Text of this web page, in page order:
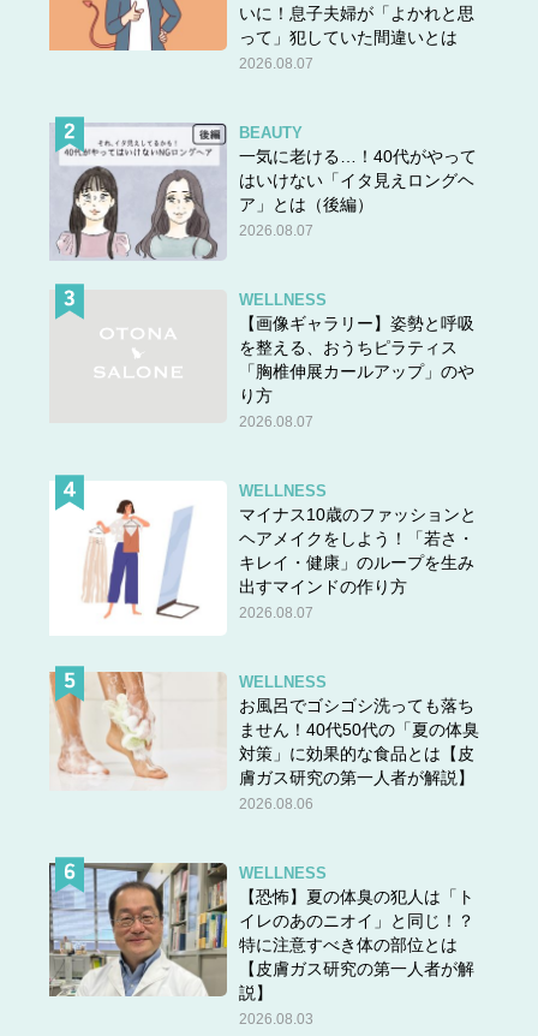
いに！息子夫婦が「よかれと思
って」犯していた間違いとは
2026.08.07
BEAUTY
一気に老ける…！40代がやって
はいけない「イタ見えロングヘ
ア」とは（後編）
2026.08.07
WELLNESS
【画像ギャラリー】姿勢と呼吸
を整える、おうちピラティス
「胸椎伸展カールアップ」のや
り方
2026.08.07
WELLNESS
マイナス10歳のファッションと
ヘアメイクをしよう！「若さ・
キレイ・健康」のループを生み
出すマインドの作り方
2026.08.07
WELLNESS
お風呂でゴシゴシ洗っても落ち
ません！40代50代の「夏の体臭
対策」に効果的な食品とは【皮
膚ガス研究の第一人者が解説】
2026.08.06
WELLNESS
【恐怖】夏の体臭の犯人は「ト
イレのあのニオイ」と同じ！？
特に注意すべき体の部位とは
【皮膚ガス研究の第一人者が解
説】
2026.08.03